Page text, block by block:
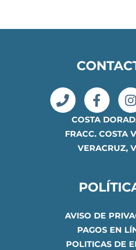
COSTA
FRACC. COSTA
VERACRUZ,
AVISO DE
PAGOS EN
POLITICAS DE